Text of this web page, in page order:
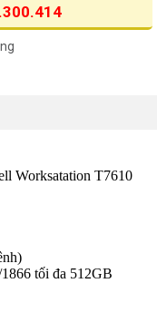
Worksatation T7610
tối đa 512GB